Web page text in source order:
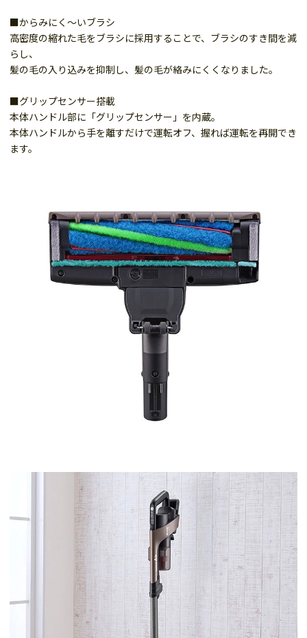
■からみにく～いブラシ
高密度の縮れた毛をブラシに採用することで、ブラシのすき間を減
らし、
髪の毛の入り込みを抑制し、髪の毛が絡みにくくなりました。
■グリップセンサー搭載
本体ハンドル部に「グリップセンサー」を内蔵。
本体ハンドルから手を離すだけで運転オフ、握れば運転を再開でき
ます。